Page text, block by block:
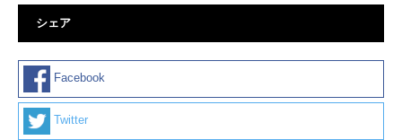
シェア
Facebook
Twitter